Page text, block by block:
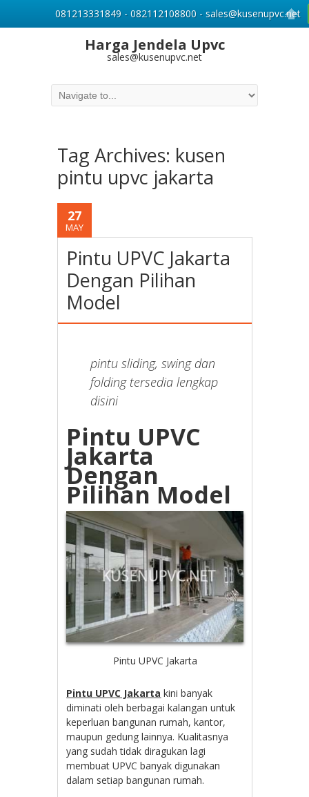
Harga Jendela Upvc
sales@kusenupvc.net
Tag Archives: kusen
pintu upvc jakarta
27
MAY
Pintu UPVC Jakarta
Dengan Pilihan
Model
pintu sliding, swing dan
folding tersedia lengkap
disini
Pintu UPVC
Jakarta
Dengan
Pilihan Model
Pintu UPVC Jakarta
Pintu UPVC Jakarta kini banyak
diminati oleh berbagai kalangan untuk
keperluan bangunan rumah, kantor,
maupun gedung lainnya. Kualitasnya
yang sudah tidak diragukan lagi
membuat UPVC banyak digunakan
dalam setiap bangunan rumah.
081213331849 - 082112108800 - sales@kusenupvc.net